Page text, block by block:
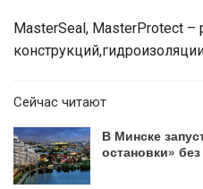
MasterSeal, MasterProtect
Сейчас читают
В Минске
остановки»